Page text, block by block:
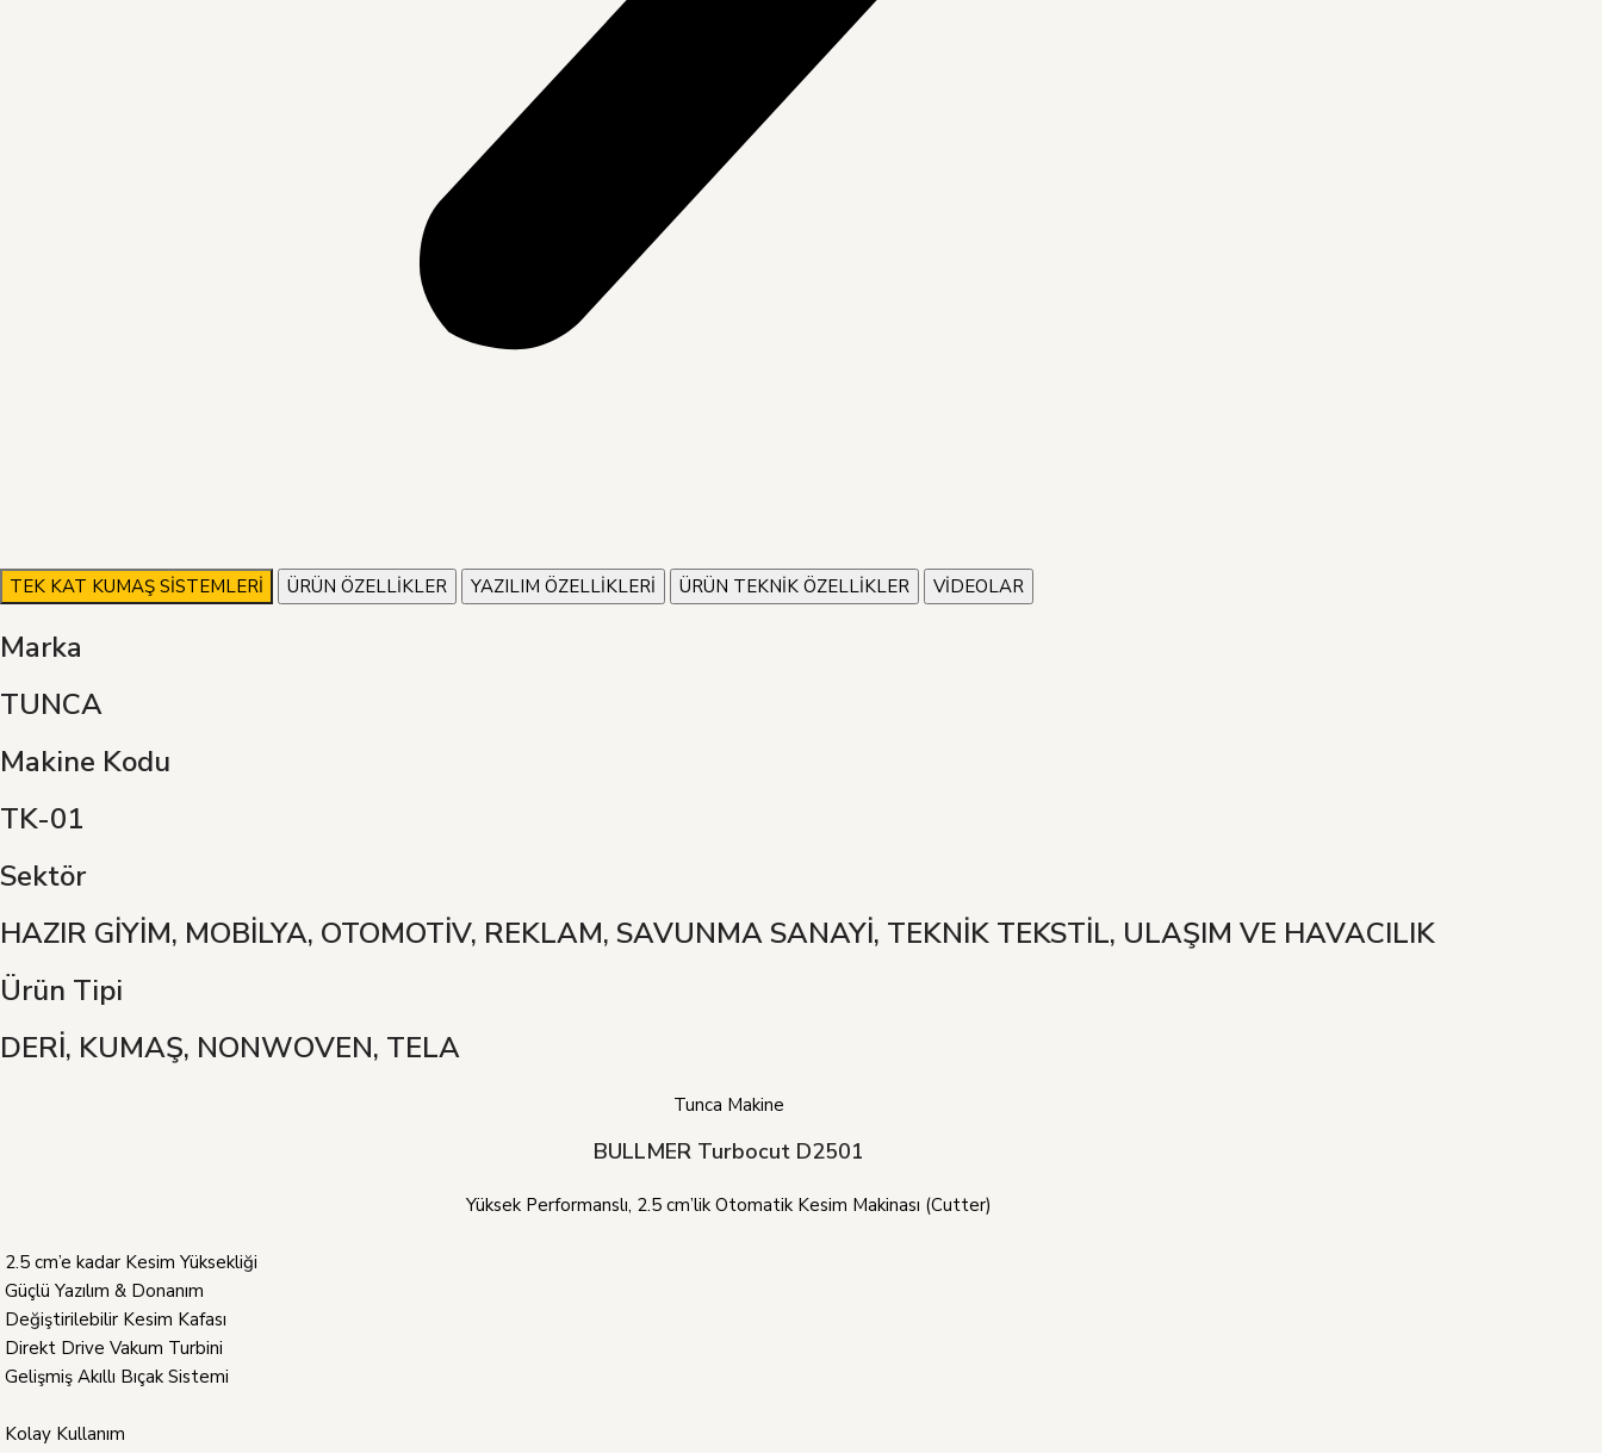
TEK KAT KUMAŞ SİSTEMLERİ ÜRÜN ÖZELLİKLER YAZILIM ÖZELLİKLERİ ÜRÜN TEKNİK ÖZELLİKLER VİDEOLAR
Marka
TUNCA
Makine Kodu
TK-01
Sektör
HAZIR GİYİM, MOBİLYA, OTOMOTİV, REKLAM, SAVUNMA SANAYİ, TEKNİK TEKSTİL, ULAŞIM VE HAVACILIK
Ürün Tipi
DERİ, KUMAŞ, NONWOVEN, TELA
Tunca Makine
BULLMER Turbocut D2501
Yüksek Performanslı, 2.5 cm’lik Otomatik Kesim Makinası (Cutter)
2.5 cm’e kadar Kesim Yüksekliği
Güçlü Yazılım & Donanım
Değiştirilebilir Kesim Kafası
Direkt Drive Vakum Turbini
Gelişmiş Akıllı Bıçak Sistemi
Kolay Kullanım